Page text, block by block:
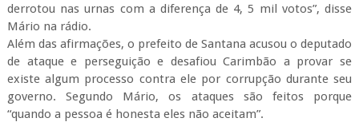
derrotou nas urnas com a diferença de 4, 5 mil votos”, disse
Mário na rádio.
Além das afirmações, o prefeito de Santana acusou o deputado
de ataque e perseguição e desafiou Carimbão a provar se
existe algum processo contra ele por corrupção durante seu
governo. Segundo Mário, os ataques são feitos porque
“quando a pessoa é honesta eles não aceitam”.